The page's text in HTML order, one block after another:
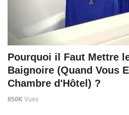
Pourquoi il Faut Mettre
Baignoire (Quand Vous
Chambre d'Hôtel) ?
850K Vues